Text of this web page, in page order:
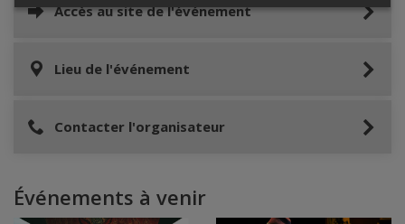
Accès au site de l'événement
Lieu de l'événement
Contacter l'organisateur
Événements à venir